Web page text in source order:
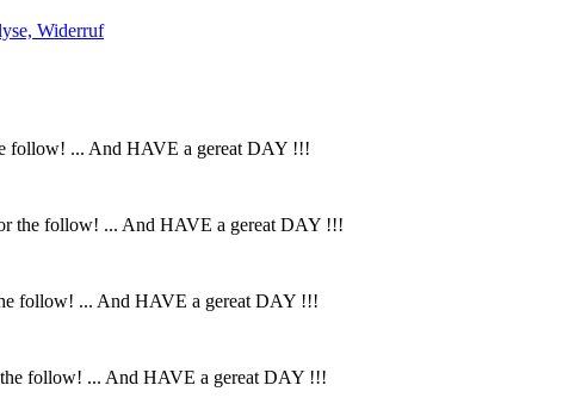
Widerruf
follow! ... And HAVE a gereat DAY !!!
the follow! ... And HAVE a gereat DAY !!!
follow! ... And HAVE a gereat DAY !!!
the follow! ... And HAVE a gereat DAY !!!